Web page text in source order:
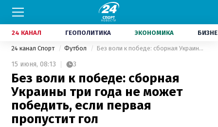
24 КАНАЛ ГЕОПОЛИТИКА ЭКОНОМИКА
24 канал Спорт Футбол Без воли к победе: сборная Украины три года не может победить, если первая пропустит гол
15 июня, 08:13 3
Без воли к победе: сборная
Украины три года не может
победить, если первая
пропустит гол